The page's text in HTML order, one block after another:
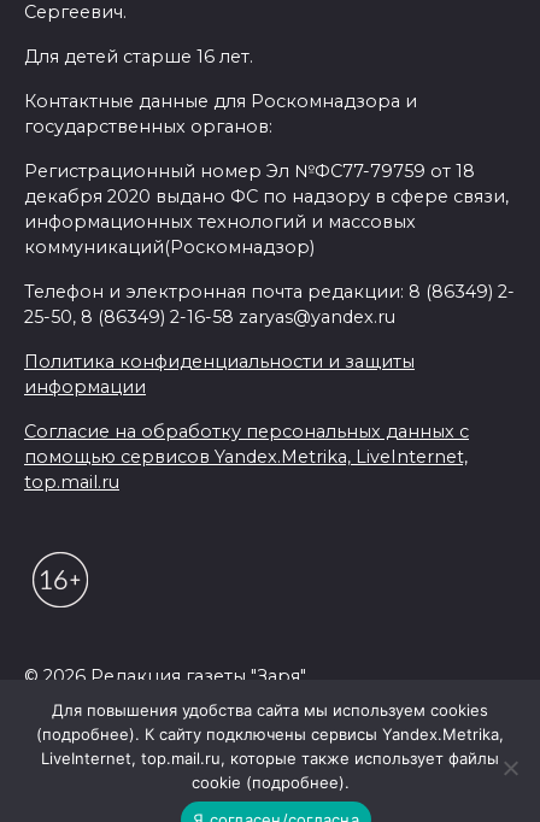
Сергеевич.
Для детей старше 16 лет.
Контактные данные для Роскомнадзора и
государственных органов:
Регистрационный номер Эл №ФС77-79759 от 18
декабря 2020 выдано ФС по надзору в сфере связи,
информационных технологий и массовых
коммуникаций(Роскомнадзор)
Телефон и электронная почта редакции: 8 (86349) 2-
25-50, 8 (86349) 2-16-58 zaryas@yandex.ru
Политика конфиденциальности и защиты
информации
Согласие на обработку персональных данных с
помощью сервисов Yandex.Metrika, LiveInternet,
top.mail.ru
© 2026 Редакция газеты "Заря"
Для повышения удобства сайта мы используем cookies
(подробнее). К сайту подключены сервисы Yandex.Metrika,
LiveInternet, top.mail.ru, которые также использует файлы
cookie (подробнее).